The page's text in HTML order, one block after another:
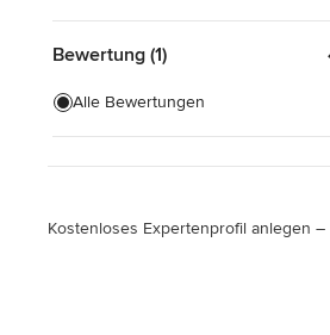
Bewertung (1)
Alle Bewertungen
Kostenloses Expertenprofil anlegen –